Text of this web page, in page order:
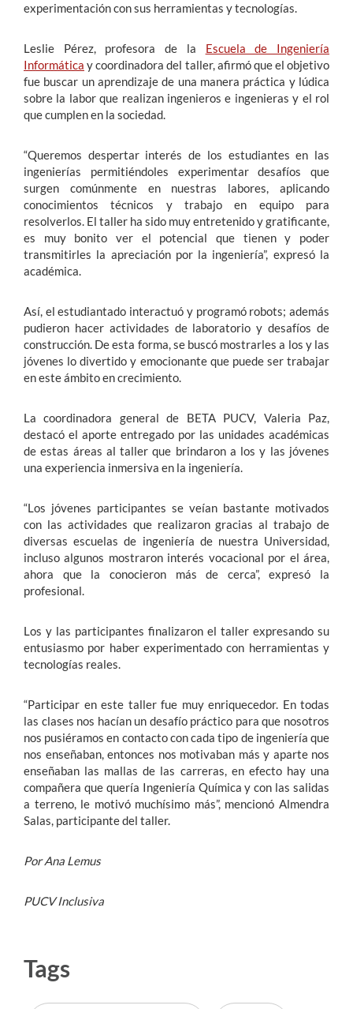
experimentación con sus herramientas y tecnologías.
Leslie Pérez, profesora de la Escuela de Ingeniería
Informática y coordinadora del taller, afirmó que el objetivo
fue buscar un aprendizaje de una manera práctica y lúdica
sobre la labor que realizan ingenieros e ingenieras y el rol
que cumplen en la sociedad.
“Queremos despertar interés de los estudiantes en las
ingenierías permitiéndoles experimentar desafíos que
surgen comúnmente en nuestras labores, aplicando
conocimientos técnicos y trabajo en equipo para
resolverlos. El taller ha sido muy entretenido y gratificante,
es muy bonito ver el potencial que tienen y poder
transmitirles la apreciación por la ingeniería”, expresó la
académica.
Así, el estudiantado interactuó y programó robots; además
pudieron hacer actividades de laboratorio y desafíos de
construcción. De esta forma, se buscó mostrarles a los y las
jóvenes lo divertido y emocionante que puede ser trabajar
en este ámbito en crecimiento.
La coordinadora general de BETA PUCV, Valeria Paz,
destacó el aporte entregado por las unidades académicas
de estas áreas al taller que brindaron a los y las jóvenes
una experiencia inmersiva en la ingeniería.
“Los jóvenes participantes se veían bastante motivados
con las actividades que realizaron gracias al trabajo de
diversas escuelas de ingeniería de nuestra Universidad,
incluso algunos mostraron interés vocacional por el área,
ahora que la conocieron más de cerca”, expresó la
profesional.
Los y las participantes finalizaron el taller expresando su
entusiasmo por haber experimentado con herramientas y
tecnologías reales.
“Participar en este taller fue muy enriquecedor. En todas
las clases nos hacían un desafío práctico para que nosotros
nos pusiéramos en contacto con cada tipo de ingeniería que
nos enseñaban, entonces nos motivaban más y aparte nos
enseñaban las mallas de las carreras, en efecto hay una
compañera que quería Ingeniería Química y con las salidas
a terreno, le motivó muchísimo más”, mencionó Almendra
Salas, participante del taller.
Por Ana Lemus
PUCV Inclusiva
Tags